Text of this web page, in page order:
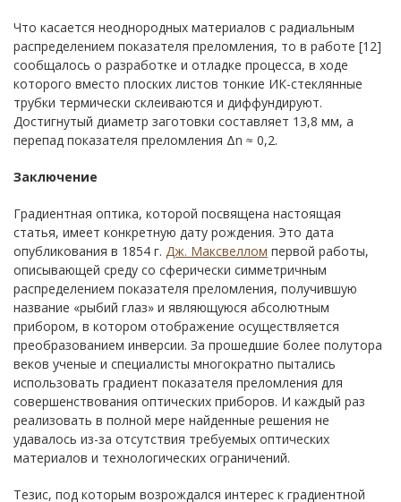
Что касается неоднородных материалов с радиальным
распределением показателя преломления, то в работе [12]
сообщалось о разработке и отладке процесса, в ходе
которого вместо плоских листов тонкие ИК-стеклянные
трубки термически склеиваются и диффундируют.
Достигнутый диаметр заготовки составляет 13,8 мм, а
перепад показателя преломления Δn ≈ 0,2.
Заключение
Градиентная оптика, которой посвящена настоящая
статья, имеет конкретную дату рождения. Это дата
опубликования в 1854 г. Дж. Максвеллом первой работы,
описывающей среду со сферически симметричным
распределением показателя преломления, получившую
название «рыбий глаз» и являющуюся абсолютным
прибором, в котором отображение осуществляется
преобразованием инверсии. За прошедшие более полутора
веков ученые и специалисты многократно пытались
использовать градиент показателя преломления для
совершенствования оптических приборов. И каждый раз
реализовать в полной мере найденные решения не
удавалось из-за отсутствия требуемых оптических
материалов и технологических ограничений.
Тезис, под которым возрождался интерес к градиентной